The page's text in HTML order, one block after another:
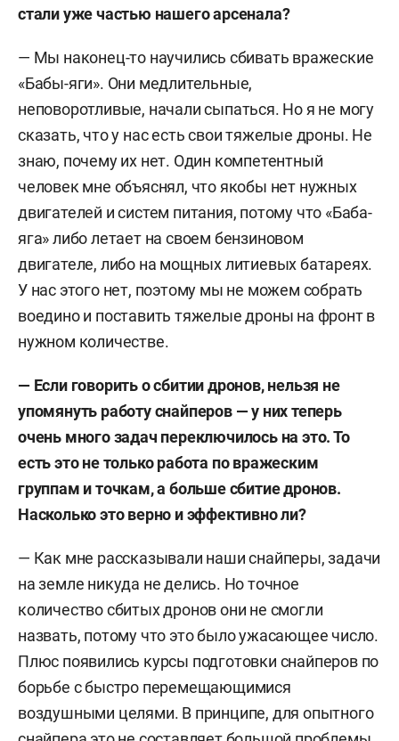
подружился с журналистомАлександром Коцем
Освещал события в горячих точках, во время
цветных революций в Киргизии, Монголии и
Молдавии. В командировке в Беслане
участвовал в эвакуации детей-заложников из
захваченной террористами школы. Также
работал в ряде экспедиций на Крайнем Севере и
Северном полюсе, готовил материал к 20-летию
аварии на Чернобыльской АЭС, прожив
несколько дней в брошенном городе Припяти. В
мае 2008-го работал в Косово, проверял
сведения по заявлению прокурора
С 2011-го Стешин трудился в Египте, Тунисе,
освещая гражданскую войну в Ливии, где со
своими коллегами был взят в плен повстанцами.
Вместе с Коцем Дмитрий провел полтора
месяца в осажденном Славянске в 2014-м.
Великобритании и Австралии.
стали уже частью нашего арсенала?
— Мы наконец-то научились сбивать вражеские
«Бабы-яги». Они медлительные,
неповоротливые, начали сыпаться. Но я не могу
сказать, что у нас есть свои тяжелые дроны. Не
знаю, почему их нет. Один компетентный
человек мне объяснял, что якобы нет нужных
двигателей и систем питания, потому что «Баба-
яга» либо летает на своем бензиновом
двигателе, либо на мощных литиевых батареях.
У нас этого нет, поэтому мы не можем собрать
воедино и поставить тяжелые дроны на фронт в
нужном количестве.
— Если говорить о сбитии дронов, нельзя не
упомянуть работу снайперов — у них теперь
очень много задач переключилось на это. То
есть это не только работа по вражеским
группам и точкам, а больше сбитие дронов.
Насколько это верно и эффективно ли?
— Как мне рассказывали наши снайперы, задачи
на земле никуда не делись. Но точное
количество сбитых дронов они не смогли
назвать, потому что это было ужасающее число.
Плюс появились курсы подготовки снайперов по
борьбе с быстро перемещающимися
воздушными целями. В принципе, для опытного